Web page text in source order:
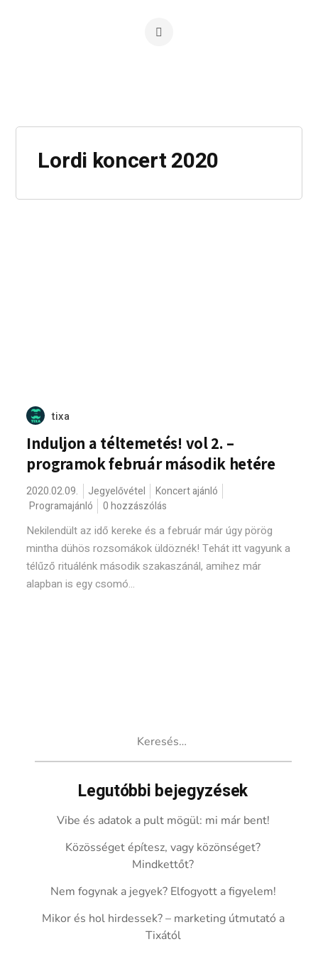
Lordi koncert 2020
tixa
Induljon a téltemetés! vol 2. –
programok február második hetére
2020.02.09. Jegyelővétel
Koncert ajánló
Programajánló
0 hozzászólás
Nekilendült az idő kereke és a február már úgy pörög
mintha dühös rozsomákok üldöznék! Tehát itt vagyunk a
télűző rituálénk második szakaszánál, amihez már
alapban is egy csomó...
Legutóbbi bejegyzések
Vibe és adatok a pult mögül: mi már bent!
Közösséget építesz, vagy közönséget?
Mindkettőt?
Nem fogynak a jegyek? Elfogyott a figyelem!
Mikor és hol hirdessek? – marketing útmutató a
Tixától